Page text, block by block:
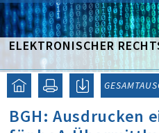
ELEKTRONISCHER
BGH: Ausdrucken